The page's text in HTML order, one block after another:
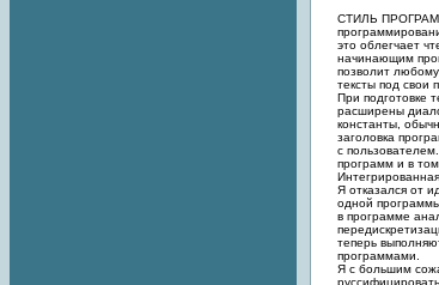
СТИЛЬ
это облегчает
начинающим
позволит
тексты под свои
При подготовке
расширены
константы,
заголовка
с
программ и в
Я отказался от
одной
в программе
теперь
программами.
Я с большим